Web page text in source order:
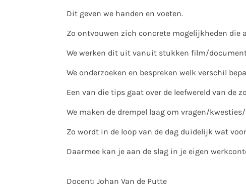
Dit geven we handen en voeten.
Zo ontvouwen zich concrete mogelijkheden
We werken dit uit vanuit stukken film/
We onderzoeken en bespreken welk verschil
Een van die tips gaat over de leefwereld van de
We maken de drempel laag om vragen/
Zo wordt in de loop van de dag duidelijk wat
Daarmee kan je aan de slag in je eigen
Docent: Johan Van de Putte